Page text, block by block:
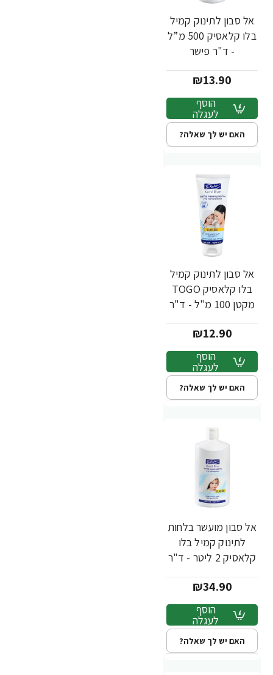
אל סבון לתינוק קמיל
בלו קלאסיק 500 מ”ל
- ד"ר פישר
₪13.90
הוסף
לעגלה
האם יש לך שאלה?
אל סבון לתינוק קמיל
בלו קלאסיק TOGO
מקטן 100 מ"ל - ד"ר
₪12.90
הוסף
לעגלה
האם יש לך שאלה?
אל סבון מועשר בלחות
לתינוק קמיל בלו
קלאסיק 2 ליטר - ד"ר
₪34.90
הוסף
לעגלה
האם יש לך שאלה?